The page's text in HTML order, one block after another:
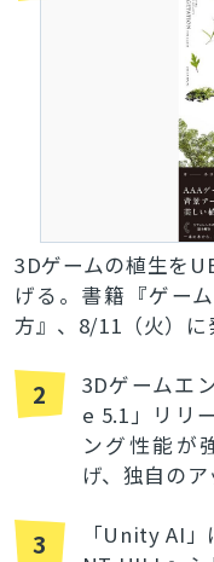
3Dゲームの植生を
げる。書籍『ゲー
方』、8/11（火）に
2
3Dゲームエ
e 5.1」リリ
ング性能が
げ、独自の
3
「Unity AI